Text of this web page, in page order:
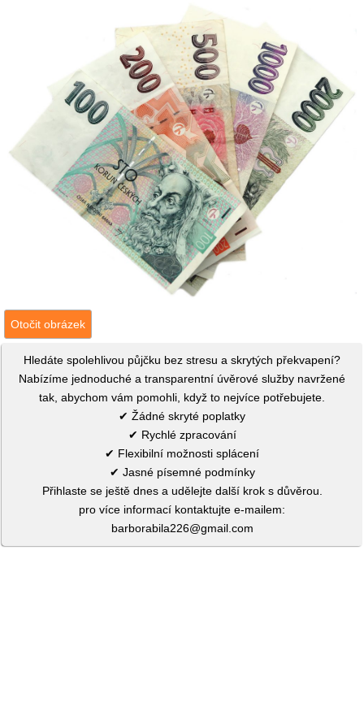
Otočit obrázek
Hledáte spolehlivou půjčku bez stresu a skrytých překvapení?
Nabízíme jednoduché a transparentní úvěrové služby navržené
tak, abychom vám pomohli, když to nejvíce potřebujete.
✔ Žádné skryté poplatky
✔ Rychlé zpracování
✔ Flexibilní možnosti splácení
✔ Jasné písemné podmínky
Přihlaste se ještě dnes a udělejte další krok s důvěrou.
pro více informací kontaktujte e-mailem:
barborabila226@gmail.com